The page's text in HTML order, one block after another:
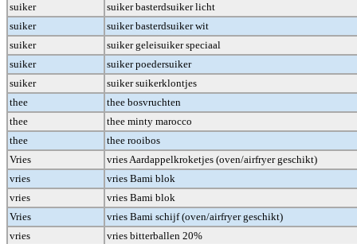
suiker
suiker basterdsuiker licht
suiker
suiker basterdsuiker wit
suiker
suiker geleisuiker speciaal
suiker
suiker poedersuiker
suiker
suiker suikerklontjes
thee
thee bosvruchten
thee
thee minty marocco
thee
thee rooibos
Vries
vries Aardappelkroketjes (oven/airfryer geschikt)
vries
vries Bami blok
vries
vries Bami blok
Vries
vries Bami schijf (oven/airfryer geschikt)
vries
vries bitterballen 20%